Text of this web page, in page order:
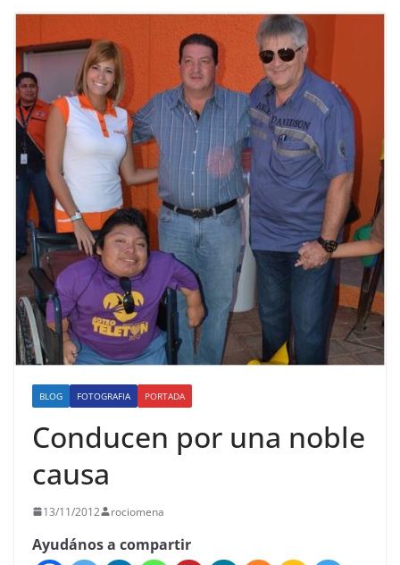
BLOG FOTOGRAFIA PORTADA
Conducen por una noble
causa
13/11/2012 rociomena
Ayudános a compartir